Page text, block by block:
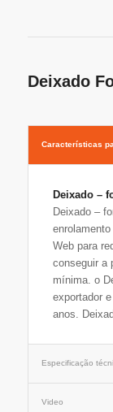
Deixado
Características
Deixado –
Deixado –
Web para
conseguir a
mínima. o
exportador
anos.
Especificação
Video